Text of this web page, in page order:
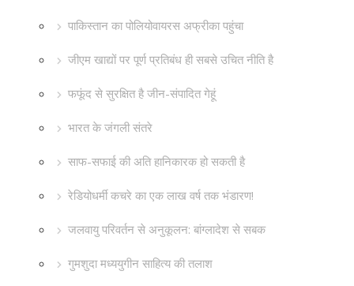
पाकिस्तान का पोलियोवायरस अफ्रीका पहुंचा
जीएम खाद्यों पर पूर्ण प्रतिबंध ही सबसे उचित नीति है
फफूंद से सुरक्षित है जीन-संपादित गेहूं
भारत के जंगली संतरे
साफ-सफाई की अति हानिकारक हो सकती है
रेडियोधर्मी कचरे का एक लाख वर्ष तक भंडारण!
जलवायु परिवर्तन से अनुकूलन: बांग्लादेश से सबक
गुमशुदा मध्ययुगीन साहित्य की तलाश